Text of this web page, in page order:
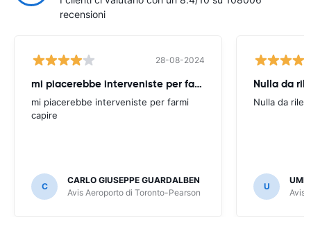
recensioni
28-08-2024
mi piacerebbe interveniste per farmi
mi piacerebbe interveniste per farmi
capire
C
CARLO GIUSEPPE GUARDALBEN
Avis Aeroporto di Toronto-Pearson
Nulla da
Nulla da
U
Avis